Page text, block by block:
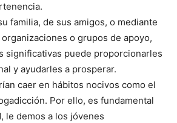
familia, de sus amigos, o mediante
o grupos de apoyo,
significativas puede proporcionarles
y ayudarles a prosperar.
caer en hábitos nocivos como el
Por ello, es fundamental
le demos a los jóvenes